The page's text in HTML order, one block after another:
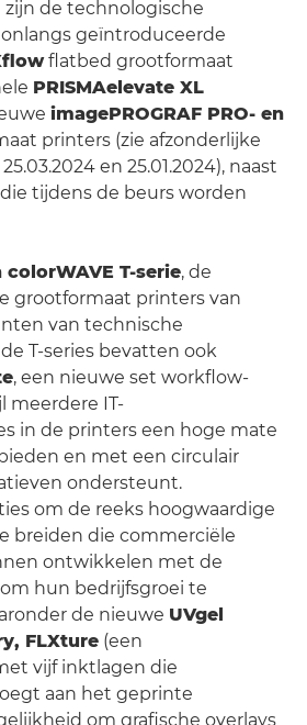
de technologische
geïntroduceerde
flatbed grootformaat
PRISMAelevate XL
imagePROGRAF PRO- en
printers (zie afzonderlijke
en 25.01.2024), naast
tijdens de beurs worden
colorWAVE T-serie, de
grootformaat printers van
van technische
T-series bevatten ook
, een nieuwe set workflow-
meerdere IT-
in de printers een hoge mate
en met een circulair
ondersteunt.
om de reeks hoogwaardige
breiden die commerciële
ontwikkelen met de
om hun bedrijfsgroei te
de nieuwe UVgel
FLXture (een
vijf inktlagen die
aan het geprinte
om grafische overlays